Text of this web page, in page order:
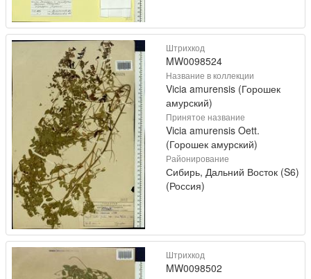
Штрихкод
MW0098524
Название в коллекции
Vicia amurensis (Горошек
амурский)
Принятое название
Vicia amurensis Oett.
(Горошек амурский)
Районирование
Сибирь, Дальний Восток (S6)
(Россия)
Штрихкод
MW0098502